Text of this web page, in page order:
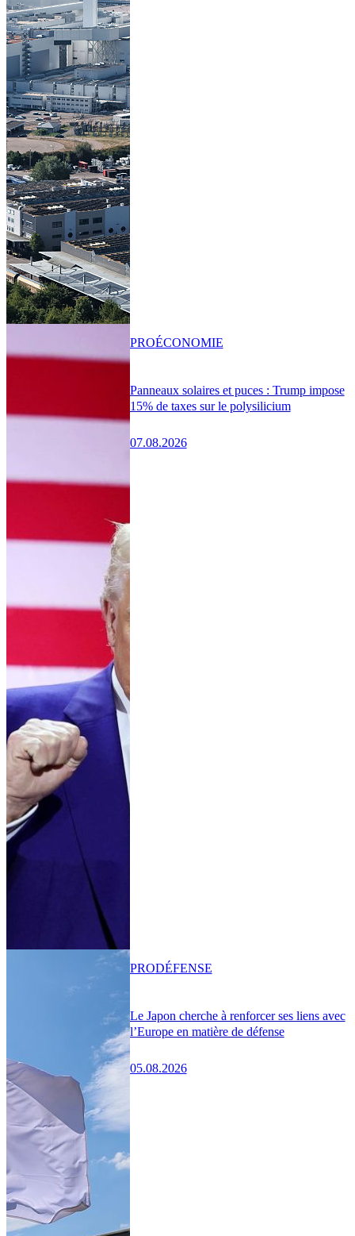
Panneaux solaires et puces : Trump impose
15% de taxes sur le polysilicium
07.08.2026
PROÉCONOMIE
Le Japon cherche à renforcer ses liens avec
l’Europe en matière de défense
05.08.2026
PRODÉFENSE